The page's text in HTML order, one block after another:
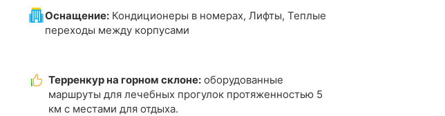
Оснащение: Кондиционеры в номерах, Лифты, Теплые
переходы между корпусами
Терренкур на горном склоне: оборудованные
маршруты для лечебных прогулок протяженностью 5
км с местами для отдыха.